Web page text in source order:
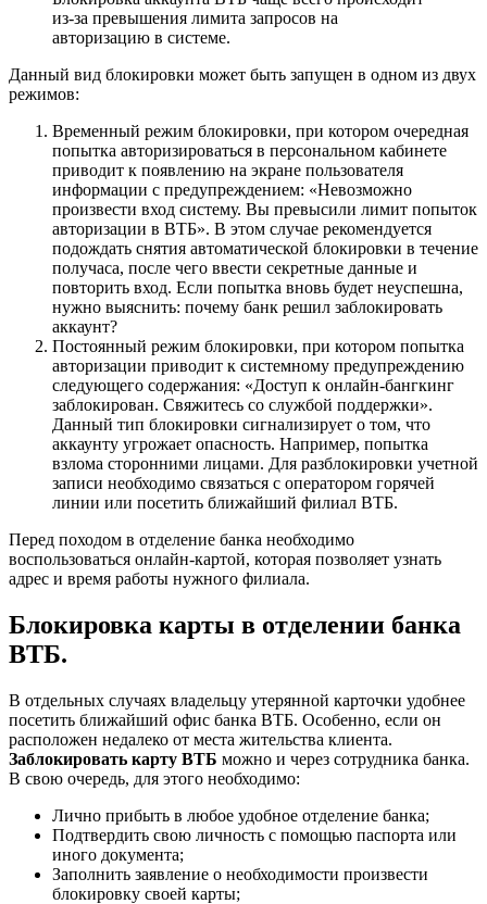
из-за превышения лимита запросов на
авторизацию в системе.
Данный вид блокировки может быть запущен в одном из двух
режимов:
Временный режим блокировки, при котором очередная
попытка авторизироваться в персональном кабинете
приводит к появлению на экране пользователя
информации с предупреждением: «Невозможно
произвести вход систему. Вы превысили лимит попыток
авторизации в ВТБ». В этом случае рекомендуется
подождать снятия автоматической блокировки в течение
получаса, после чего ввести секретные данные и
повторить вход. Если попытка вновь будет неуспешна,
нужно выяснить: почему банк решил заблокировать
аккаунт?
Постоянный режим блокировки, при котором попытка
авторизации приводит к системному предупреждению
следующего содержания: «Доступ к онлайн-бангкинг
заблокирован. Свяжитесь со службой поддержки».
Данный тип блокировки сигнализирует о том, что
аккаунту угрожает опасность. Например, попытка
взлома сторонними лицами. Для разблокировки учетной
записи необходимо связаться с оператором горячей
линии или посетить ближайший филиал ВТБ.
Перед походом в отделение банка необходимо
воспользоваться онлайн-картой, которая позволяет узнать
адрес и время работы нужного филиала.
Блокировка карты в отделении банка
ВТБ.
В отдельных случаях владельцу утерянной карточки удобнее
посетить ближайший офис банка ВТБ. Особенно, если он
расположен недалеко от места жительства клиента.
Заблокировать карту ВТБ можно и через сотрудника банка.
В свою очередь, для этого необходимо:
Лично прибыть в любое удобное отделение банка;
Подтвердить свою личность с помощью паспорта или
иного документа;
Заполнить заявление о необходимости произвести
блокировку своей карты;